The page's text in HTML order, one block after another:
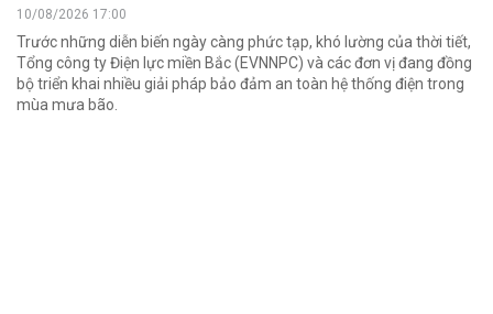
10/08/2026 17:00
Trước những diễn biến ngày càng phức tạp, khó lường của thời tiết,
Tổng công ty Điện lực miền Bắc (EVNNPC) và các đơn vị đang đồng
bộ triển khai nhiều giải pháp bảo đảm an toàn hệ thống điện trong
mùa mưa bão.